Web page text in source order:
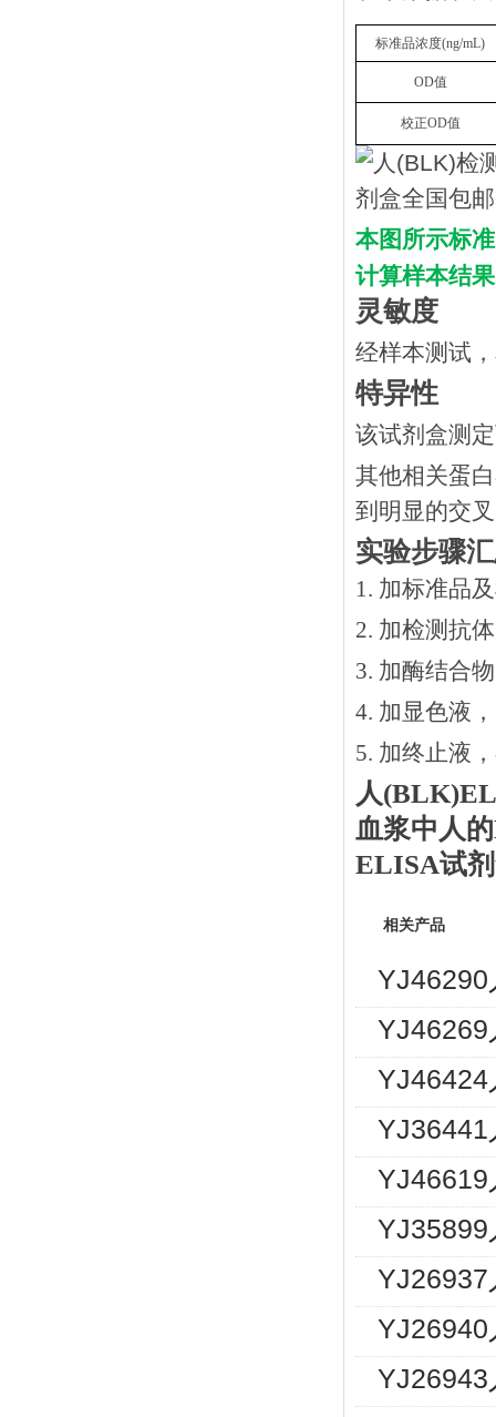
标准品浓度(ng/mL)
OD值
校正OD值
本图所示标
计算样本结果
灵敏度
经样本测试
特异性
该试剂盒测
其他相关蛋
到明显的交
实验步骤
1. 加标准品
2. 加检测抗
3. 加酶结合
4. 加显色液
5. 加终止液
人(BLK)
血浆中 人的
ELISA试
相关产品
YJ46290
YJ46269
YJ46424
YJ36441
YJ46619
YJ35899
YJ26937
YJ26940
YJ26943